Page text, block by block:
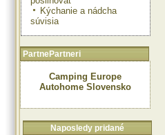
Kýchanie a nádcha
súvisia
PartnePartneri
Camping Europe
Autohome Slovensko
Naposledy pridané